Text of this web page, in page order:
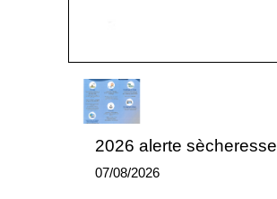
2026 alerte sècheresse
07/08/2026